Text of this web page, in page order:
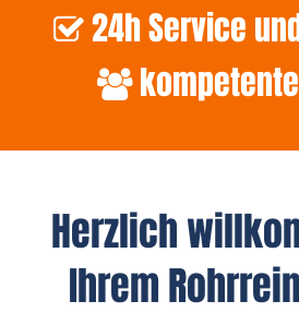
24h Service
Herzlich
Ihrem